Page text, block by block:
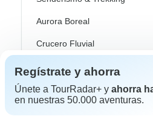
Aurora Boreal
Crucero Fluvial
Safari
Profundización Cultural
Regístrate y ahorra
Únete a TourRadar+ y ahorra
en nuestras 50.000 aventuras.